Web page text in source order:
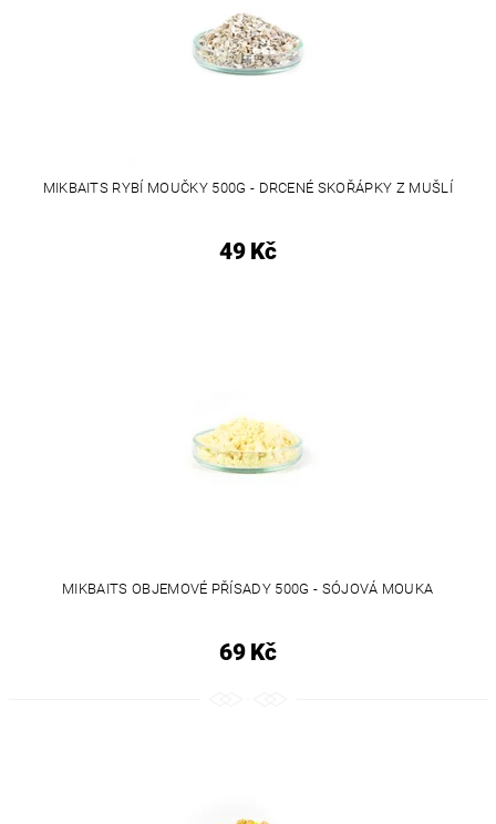
MIKBAITS RYBÍ MOUČKY 500G - DRCENÉ SKOŘÁPKY Z MUŠLÍ
49 Kč
MIKBAITS OBJEMOVÉ PŘÍSADY 500G - SÓJOVÁ MOUKA
69 Kč